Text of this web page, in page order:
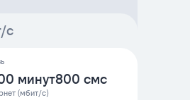
с
минут800 смс
(мбит/с)